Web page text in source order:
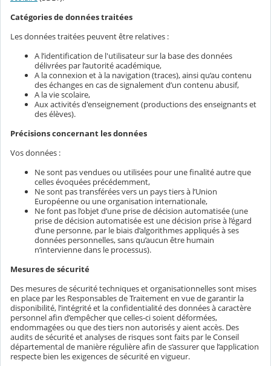
Catégories de données traitées
Les données traitées peuvent être relatives :
A l’identification de l'utilisateur sur la base des données
délivrées par l’autorité académique,
A la connexion et à la navigation (traces), ainsi qu’au contenu
des échanges en cas de signalement d’un contenu abusif,
A la vie scolaire,
Aux activités d'enseignement (productions des enseignants et
des élèves).
Précisions concernant les données
Vos données :
Ne sont pas vendues ou utilisées pour une finalité autre que
celles évoquées précédemment,
Ne sont pas transférées vers un pays tiers à l’Union
Européenne ou une organisation internationale,
Ne font pas l’objet d’une prise de décision automatisée (une
prise de décision automatisée est une décision prise à l’égard
d’une personne, par le biais d’algorithmes appliqués à ses
données personnelles, sans qu’aucun être humain
n’intervienne dans le processus).
Mesures de sécurité
Des mesures de sécurité techniques et organisationnelles sont mises
en place par les Responsables de Traitement en vue de garantir la
disponibilité, l’intégrité et la confidentialité des données à caractère
personnel afin d’empêcher que celles-ci soient déformées,
endommagées ou que des tiers non autorisés y aient accès. Des
audits de sécurité et analyses de risques sont faits par le Conseil
départemental de manière régulière afin de s’assurer que l’application
respecte bien les exigences de sécurité en vigueur.